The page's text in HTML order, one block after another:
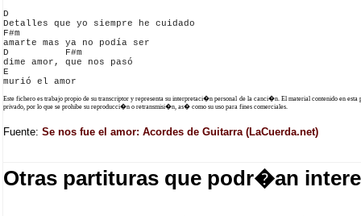
D
Detalles que yo siempre he cuidado
F#m
amarte mas ya no podía ser
D          F#m
dime amor, que nos pasó
E
Este fichero es trabajo propio de su transcriptor y representa su interpretaci�n personal de la canci�n. El material contenido en esta
privado, por lo que se prohibe su reproducci�n o retransmisi�n, as� como su uso para fines comerciales.
Fuente: Se nos fue el amor: Acordes de Guitarra (LaCuerda.net)
Otras partituras que podr�an